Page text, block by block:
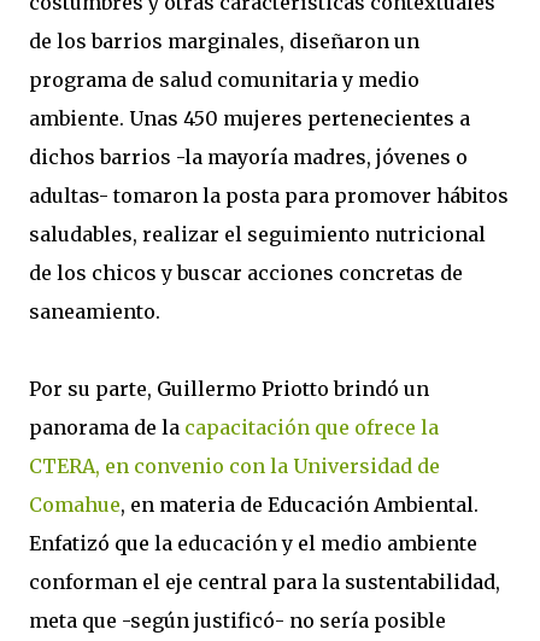
de los barrios marginales, diseñaron un
programa de salud comunitaria y medio
ambiente. Unas 450 mujeres pertenecientes a
dichos barrios -la mayoría madres, jóvenes o
adultas- tomaron la posta para promover hábitos
saludables, realizar el seguimiento nutricional
de los chicos y buscar acciones concretas de
saneamiento.
Por su parte, Guillermo Priotto brindó un
panorama de la capacitación que ofrece la
CTERA, en convenio con la Universidad de
Comahue, en materia de Educación Ambiental.
Enfatizó que la educación y el medio ambiente
conforman el eje central para la sustentabilidad,
meta que -según justificó- no sería posible